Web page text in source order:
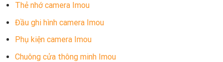
Thẻ nhớ camera Imou
Đầu ghi hình camera Imou
Phụ kiện camera Imou
Chuông cửa thông minh Imou